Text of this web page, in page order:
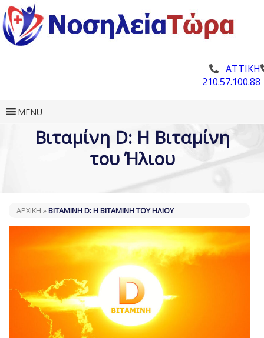
ΑΤΤΙΚΗ
210.57.100.88
MENU
Βιταμίνη D: Η Βιταμίνη
του Ήλιου
ΑΡΧΙΚΗ »ΒΙΤΑΜΊΝΗ D: Η ΒΙΤΑΜΊΝΗ ΤΟΥ ΉΛΙΟΥ